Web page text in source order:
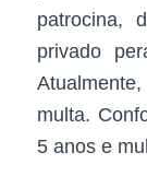
patrocina,
privado
multa.
5 anos e